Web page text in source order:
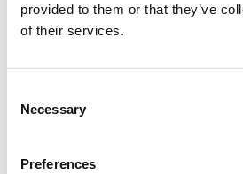
provided to them or that they’ve
of their services.
Selection
Necessary
Preferences
Empowered